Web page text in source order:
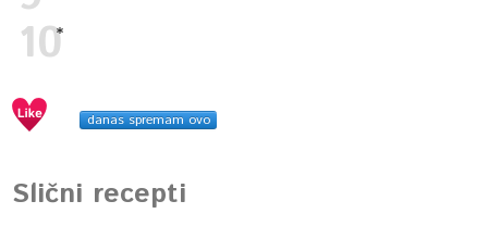
*
danas spremam ovo
Slični recepti